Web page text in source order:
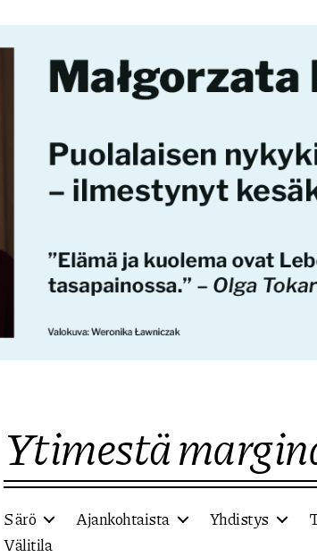
Ytimestä
Särö Ajankohtaista Yhdistys
Välitila